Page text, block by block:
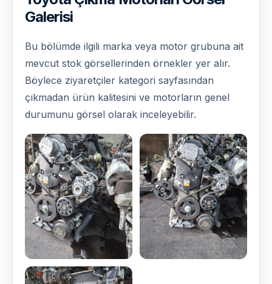
Galerisi
Bu bölümde ilgili marka veya motor grubuna ait
mevcut stok görsellerinden örnekler yer alır.
Böylece ziyaretçiler kategori sayfasından
çıkmadan ürün kalitesini ve motorların genel
durumunu görsel olarak inceleyebilir.